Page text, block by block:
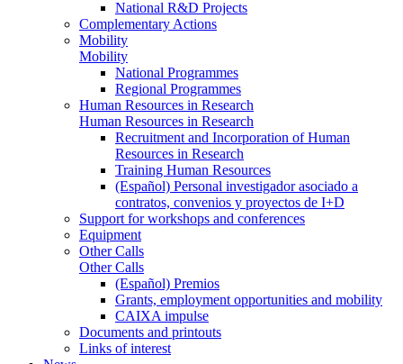
National R&D Projects
Complementary Actions
Mobility
Mobility
National Programmes
Regional Programmes
Human Resources in Research
Human Resources in Research
Recruitment and Incorporation of Human
Resources in Research
Training Human Resources
(Español) Personal investigador asociado a
contratos, convenios y proyectos de I+D
Support for workshops and conferences
Equipment
Other Calls
Other Calls
(Español) Premios
Grants, employment opportunities and mobility
CAIXA impulse
Documents and printouts
Links of interest